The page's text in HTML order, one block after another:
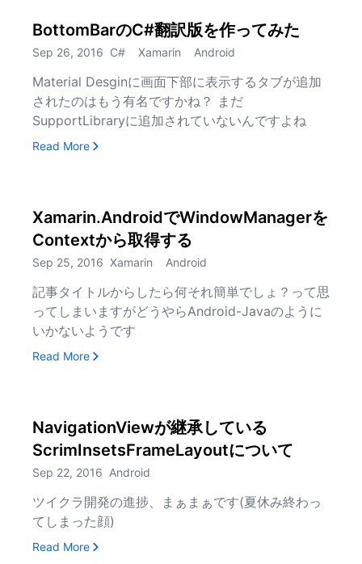
BottomBarのC#翻訳版を作ってみた
Sep 26, 2016 C# Xamarin Android
Material Desginに画面下部に表示するタブが追加
されたのはもう有名ですかね？ まだ
SupportLibraryに追加されていないんですよね
Read More, BottomBarのC#翻訳版を作ってみた
Xamarin.AndroidでWindowManagerを
Contextから取得する
Sep 25, 2016 Xamarin Android
記事タイトルからしたら何それ簡単でしょ？って思
ってしまいますがどうやらAndroid-Javaのように
いかないようです
Read More, Xamarin.AndroidでWindowManagerをContextから
NavigationViewが継承している
ScrimInsetsFrameLayoutについて
Sep 22, 2016 Android
ツイクラ開発の進捗、まぁまぁです(夏休み終わっ
てしまった顔)
Read More, NavigationViewが継承している